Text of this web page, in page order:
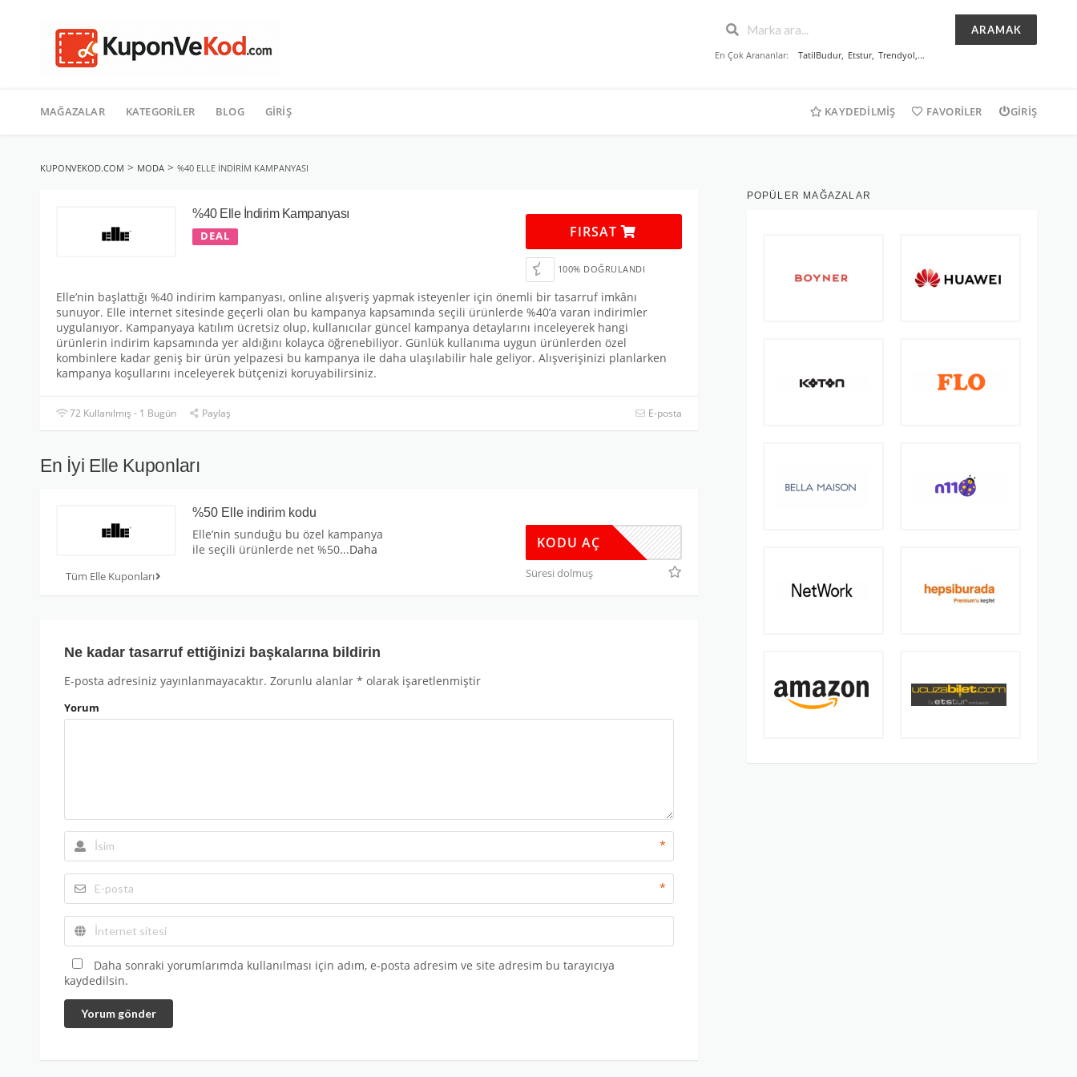
ARAMAK
En Çok Arananlar: TatilBudur, Etstur, Trendyol,...
geç
MAĞAZALAR KATEGORILER BLOG GIRIŞ KAYDEDILMIŞ FAVORILER GIRIŞ
KUPONVEKOD.COM > MODA > %40 ELLE İNDIRIM KAMPANYASI
%40 Elle İndirim Kampanyası
DEAL FIRSAT
100% DOĞRULANDI
Elle’nin başlattığı %40 indirim kampanyası, online alışveriş yapmak isteyenler için önemli bir tasarruf imkânı
sunuyor. Elle internet sitesinde geçerli olan bu kampanya kapsamında seçili ürünlerde %40’a varan indirimler
uygulanıyor. Kampanyaya katılım ücretsiz olup, kullanıcılar güncel kampanya detaylarını inceleyerek hangi
ürünlerin indirim kapsamında yer aldığını kolayca öğrenebiliyor. Günlük kullanıma uygun ürünlerden özel
kombinlere kadar geniş bir ürün yelpazesi bu kampanya ile daha ulaşılabilir hale geliyor. Alışverişinizi planlarken
kampanya koşullarını inceleyerek bütçenizi koruyabilirsiniz.
72 Kullanılmış - 1 Bugün Paylaş E-posta
En İyi Elle Kuponları
Tüm Elle Kuponları
%50 Elle indirim kodu
Elle’nin sunduğu bu özel kampanya
ile seçili ürünlerde net %50...Daha KODU AÇ
Süresi dolmuş
Ne kadar tasarruf ettiğinizi başkalarına bildirin
E-posta adresiniz yayınlanmayacaktır. Zorunlu alanlar * olarak işaretlenmiştir
Yorum
*
*
Daha sonraki yorumlarımda kullanılması için adım, e-posta adresim ve site adresim bu tarayıcıya
kaydedilsin.
Yorum gönder
POPÜLER MAĞAZALAR